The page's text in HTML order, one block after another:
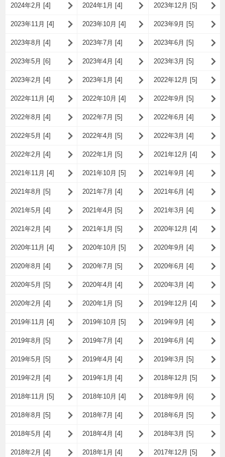
2024年2月 [4] 2024年1月 [4] 2023年12月 [5]
2023年11月 [4] 2023年10月 [4] 2023年9月 [5]
2023年8月 [4] 2023年7月 [4] 2023年6月 [5]
2023年5月 [6] 2023年4月 [4] 2023年3月 [5]
2023年2月 [4] 2023年1月 [4] 2022年12月 [5]
2022年11月 [4] 2022年10月 [4] 2022年9月 [5]
2022年8月 [4] 2022年7月 [5] 2022年6月 [4]
2022年5月 [4] 2022年4月 [5] 2022年3月 [4]
2022年2月 [4] 2022年1月 [5] 2021年12月 [4]
2021年11月 [4] 2021年10月 [5] 2021年9月 [4]
2021年8月 [5] 2021年7月 [4] 2021年6月 [4]
2021年5月 [4] 2021年4月 [5] 2021年3月 [4]
2021年2月 [4] 2021年1月 [5] 2020年12月 [4]
2020年11月 [4] 2020年10月 [5] 2020年9月 [4]
2020年8月 [4] 2020年7月 [5] 2020年6月 [4]
2020年5月 [5] 2020年4月 [4] 2020年3月 [4]
2020年2月 [4] 2020年1月 [5] 2019年12月 [4]
2019年11月 [4] 2019年10月 [5] 2019年9月 [4]
2019年8月 [5] 2019年7月 [4] 2019年6月 [4]
2019年5月 [5] 2019年4月 [4] 2019年3月 [5]
2019年2月 [4] 2019年1月 [4] 2018年12月 [5]
2018年11月 [5] 2018年10月 [4] 2018年9月 [6]
2018年8月 [5] 2018年7月 [4] 2018年6月 [5]
2018年5月 [4] 2018年4月 [4] 2018年3月 [5]
2018年2月 [4] 2018年1月 [4] 2017年12月 [5]